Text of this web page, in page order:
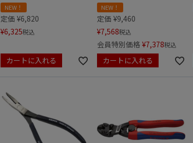
NEW！
定価 ¥6,820
¥6,325税込
カートに入れる
NEW！
定価 ¥9,460
¥7,568税込
会員特別価格 ¥7,378税込
カートに入れる